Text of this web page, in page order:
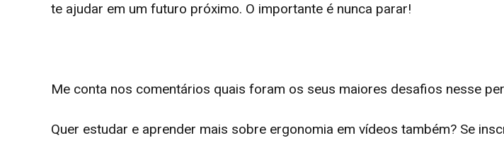
te ajudar em um futuro próximo. O importante é nunca parar!
Me conta nos comentários quais foram os seus maiores desafios nesse
Quer estudar e aprender mais sobre ergonomia em vídeos também? Se